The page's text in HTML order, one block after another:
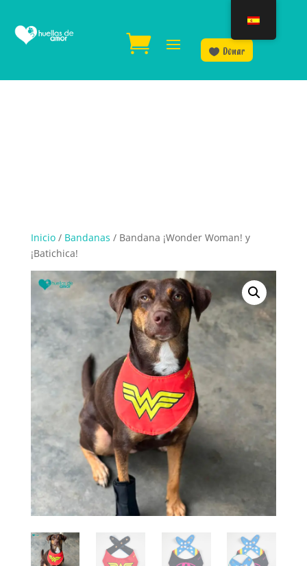
Donar
Inicio/ Bandanas / Bandana ¡Wonder Woman! y
¡Batichica!